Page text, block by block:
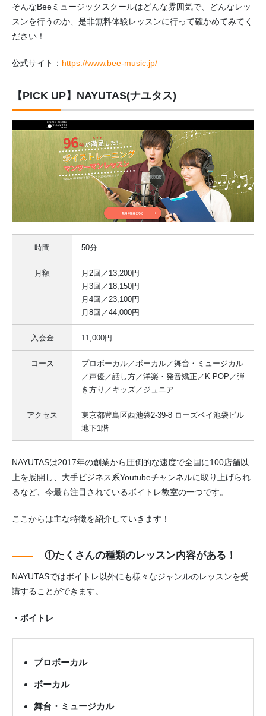
そんなBeeミュージックスクールはどんな雰囲気で、どんなレッ
スンを行うのか、是非無料体験レッスンに行って確かめてみてく
ださい！
公式サイト： https://www.bee-music.jp/
【PICK UP】NAYUTAS(ナユタス)
時間 50分
月額
月2回／13,200円
月3回／18,150円
月4回／23,100円
月8回／44,000円
入会金 11,000円
コース
プロボーカル／ボーカル／舞台・ミュージカル
／声優／話し方／洋楽・発音矯正／K-POP／弾
き方り／キッズ／ジュニア
アクセス
東京都豊島区西池袋2-39-8 ローズベイ池袋ビル
地下1階
NAYUTASは2017年の創業から圧倒的な速度で全国に100店舗以
上を展開し、大手ビジネス系Youtubeチャンネルに取り上げられ
るなど、今最も注目されているボイトレ教室の一つです。
ここからは主な特徴を紹介していきます！
①たくさんの種類のレッスン内容がある！
NAYUTASではボイトレ以外にも様々なジャンルのレッスンを受
講することができます。
・ボイトレ
プロボーカル
ボーカル
舞台・ミュージカル